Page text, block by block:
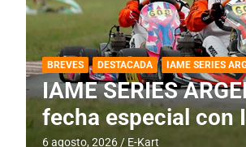
DESTACADA IAME SERIES ARGENTINA
IAME SERIES
fecha con Invitados
4 agosto, 2026 E-Kart